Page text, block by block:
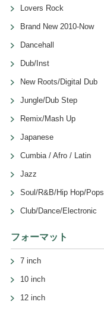
Lovers Rock
Brand New 2010-Now
Dancehall
Dub/Inst
New Roots/Digital Dub
Jungle/Dub Step
Remix/Mash Up
Japanese
Cumbia / Afro / Latin
Jazz
Soul/R&B/Hip Hop/Pops
Club/Dance/Electronic
フォーマット
7 inch
10 inch
12 inch